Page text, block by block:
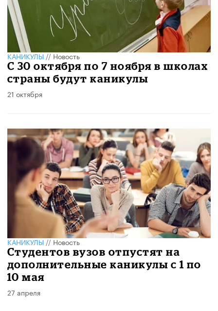
КАНИКУЛЫ//Новость
С 30 октября по 7 ноября в школах
страны будут каникулы
21 октября
КАНИКУЛЫ//Новость
Студентов вузов отпустят на
дополнительные каникулы с 1 по
10 мая
27 апреля